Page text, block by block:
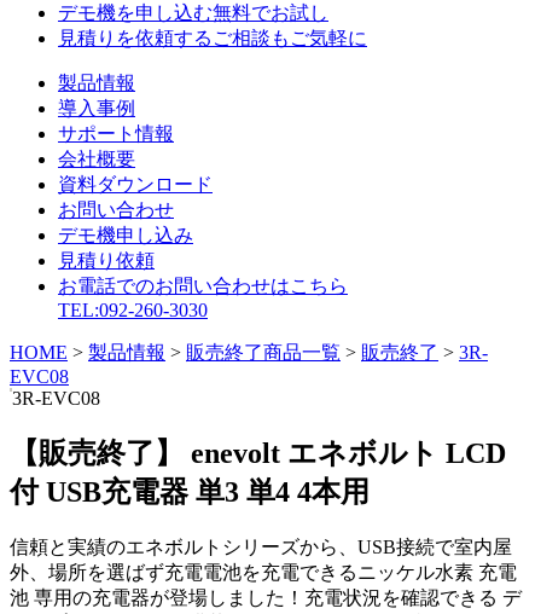
デモ機を申し込む無料でお試し
見積りを依頼する ご相談もご気軽に
製品情報
導入事例
サポート情報
会社概要
資料ダウンロード
お問い合わせ
デモ機申し込み
見積り依頼
お電話でのお問い合わせはこちら
TEL:092-260-3030
HOME > 製品情報 > 販売終了商品一覧 > 販売終了 > 3R-
EVC08
3R-EVC08
【販売終了】 enevolt エネボルト LCD
付 USB充電器 単3 単4 4本用
信頼と実績のエネボルトシリーズから、USB接続で室内屋
外、場所を選ばず充電電池を充電できるニッケル水素 充電
池 専用の充電器が登場しました！充電状況を確認できる デ